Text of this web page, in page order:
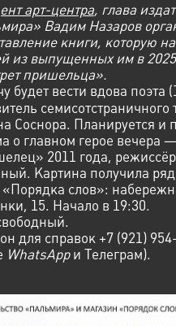
арт-центра, глава
Вадим Назаров
книги, которую
из выпущенных им в 2025
пришельца».
будет вести вдова поэта
семисотстраничного
Соснора. Планируется и
о главном герое вечера
2011 года,
Картина получила
слов»:
15. Начало в 19:30.
для справок +7 (921)
WhatsAppи Телеграм).